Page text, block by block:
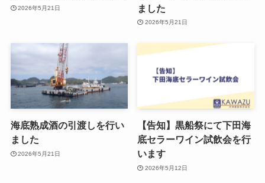
2026年5月21日
ました
2026年5月21日
海底熟成酒の引渡しを行い
ました
2026年5月21日
【告知】黒船祭にて下田海
底セラーワイン試飲会を行
います
2026年5月12日